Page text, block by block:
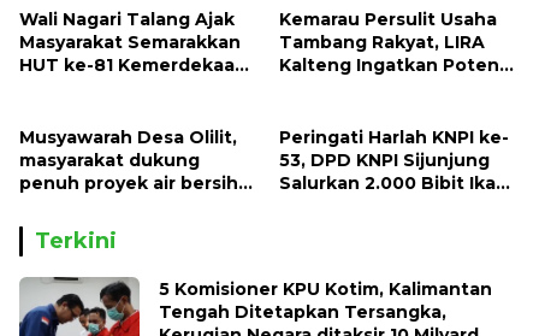
Wali Nagari Talang Ajak
Masyarakat Semarakkan
HUT ke-81 Kemerdekaan
Kemarau Persulit Usaha
Tambang Rakyat, LIRA
Kalteng Ingatkan Potensi
Musyawarah Desa Olilit,
masyarakat dukung
penuh proyek air bersih
Peringati Harlah KNPI ke-
53, DPD KNPI Sijunjung
Salurkan 2.000 Bibit Ikan
Terkini
5 Komisioner KPU Kotim, Kalimantan
Tengah Ditetapkan Tersangka,